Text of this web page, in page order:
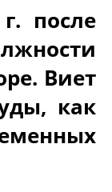
после
Виет
как